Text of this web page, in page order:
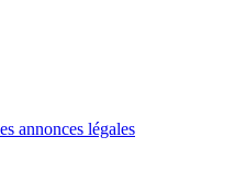
annonces légales